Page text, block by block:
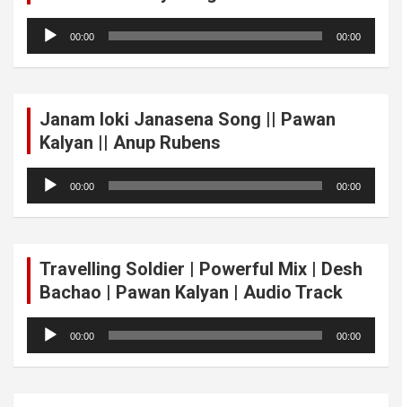
Audio
Player
00:00 00:00
Janam loki Janasena Song || Pawan
Kalyan || Anup Rubens
Audio
Player
00:00 00:00
Travelling Soldier | Powerful Mix | Desh
Bachao | Pawan Kalyan | Audio Track
Audio
Player
00:00 00:00